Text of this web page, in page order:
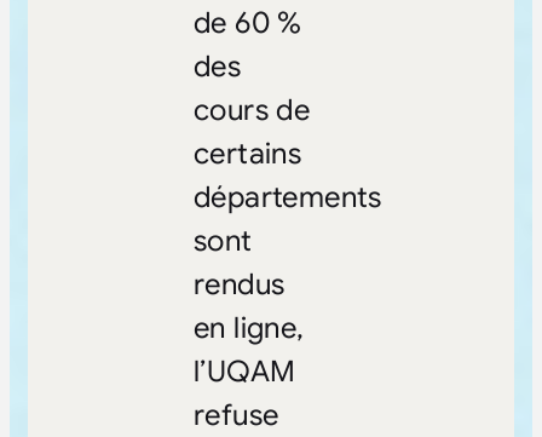
de 60 %
des
cours de
certains
départements
sont
rendus
en ligne,
l’UQAM
refuse